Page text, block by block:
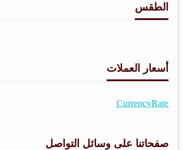
الطقس
أسعار العملات
CurrencyRate
صفحاتنا على وسائل التواصل